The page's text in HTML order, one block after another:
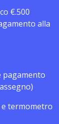
€.500
alla
pagamento
termometro